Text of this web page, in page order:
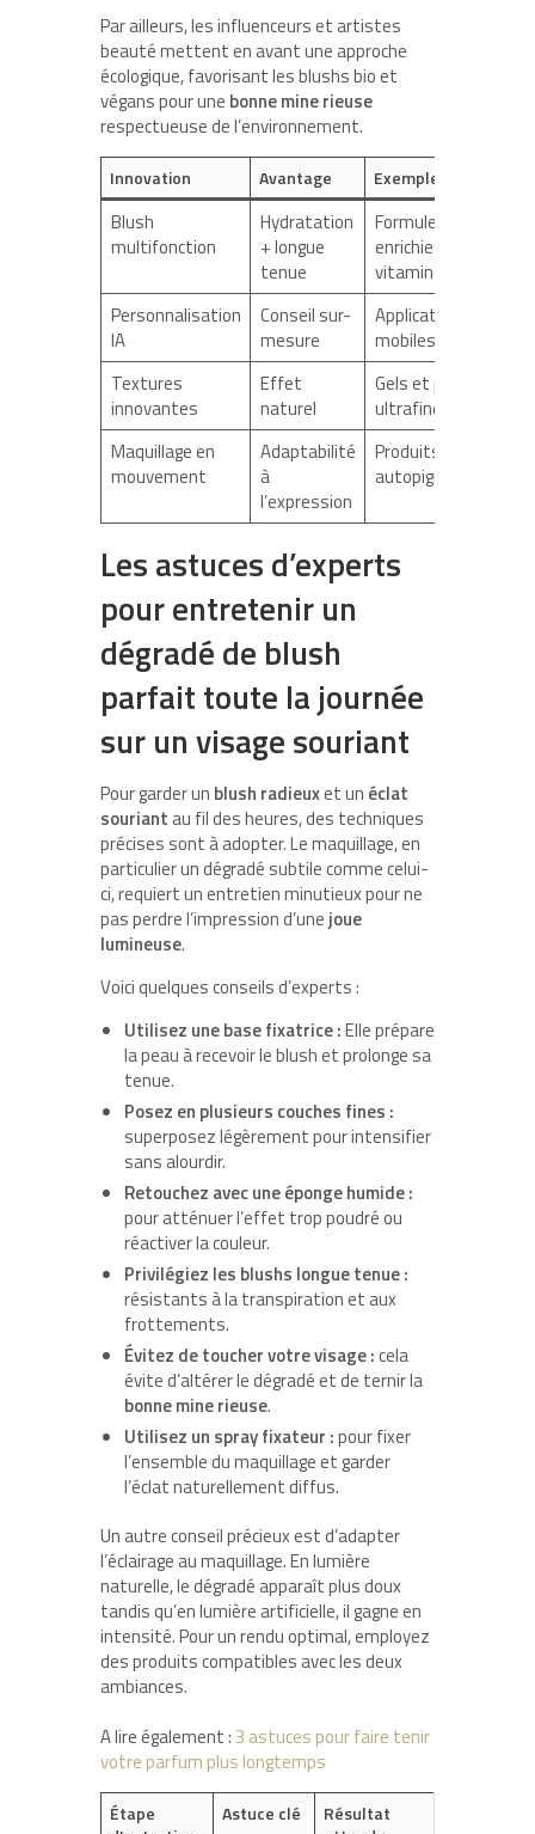
Par ailleurs, les influenceurs et artistes
beauté mettent en avant une approche
écologique, favorisant les blushs bio et
végans pour une bonne mine rieuse
respectueuse de l’environnement.
Innovation Avantage Exemple
Blush
multifonction
Hydratation
+ longue
tenue
Formules
enrichies en
vitamine E
Personnalisation
IA
Conseil sur-
mesure
Applications
mobiles beauté
Textures
innovantes
Effet
naturel
Gels et poudres
ultrafines
Maquillage en
mouvement
Adaptabilité
à
l’expression
Produits
autopigmentants
Les astuces d’experts
pour entretenir un
dégradé de blush
parfait toute la journée
sur un visage souriant
Pour garder un blush radieuxet un éclat
souriant au fil des heures, des techniques
précises sont à adopter. Le maquillage, en
particulier un dégradé subtile comme celui-
ci, requiert un entretien minutieux pour ne
pas perdre l’impression d’une joue
lumineuse.
Voici quelques conseils d’experts :
Utilisez une base fixatrice :Elle prépare
la peau à recevoir le blush et prolonge sa
tenue.
Posez en plusieurs couches fines :
superposez légèrement pour intensifier
sans alourdir.
Retouchez avec une éponge humide :
pour atténuer l’effet trop poudré ou
réactiver la couleur.
Privilégiez les blushs longue tenue :
résistants à la transpiration et aux
frottements.
Évitez de toucher votre visage :cela
évite d’altérer le dégradé et de ternir la
bonne mine rieuse.
Utilisez un spray fixateur :pour fixer
l’ensemble du maquillage et garder
l’éclat naturellement diffus.
Un autre conseil précieux est d’adapter
l’éclairage au maquillage. En lumière
naturelle, le dégradé apparaît plus doux
tandis qu’en lumière artificielle, il gagne en
intensité. Pour un rendu optimal, employez
des produits compatibles avec les deux
ambiances.
A lire également :3 astuces pour faire tenir
votre parfum plus longtemps
Étape
Astuce clé
Résultat